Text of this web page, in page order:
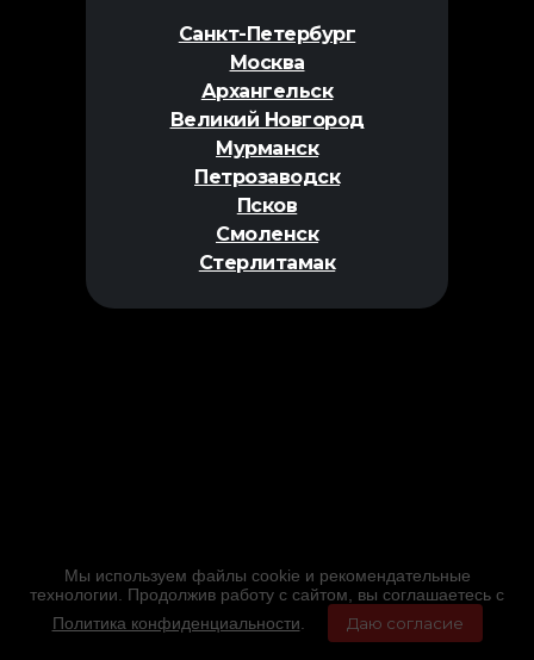
Санкт-Петербург
Москва
Архангельск
Великий Новгород
Мурманск
Петрозаводск
Псков
Смоленск
Стерлитамак
Мы используем файлы cookie и рекомендательные
технологии. Продолжив работу с сайтом, вы соглашаетесь с
Политика конфиденциальности
Даю согласие